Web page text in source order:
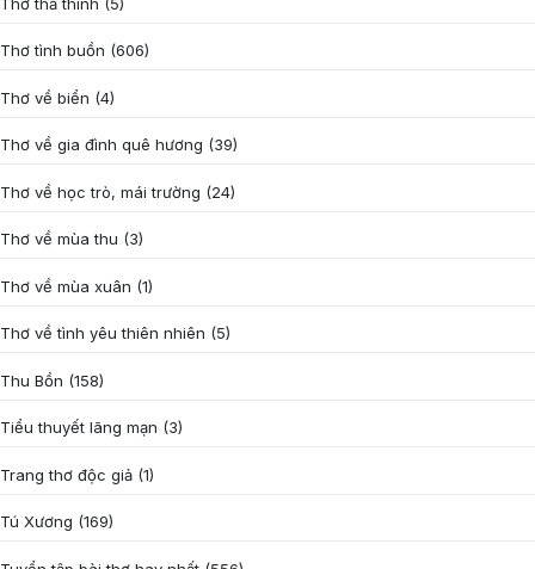
Thơ tình buồn (606)
Thơ về biển (4)
Thơ về gia đình quê hương (39)
Thơ về học trò, mái trường (24)
Thơ về mùa thu (3)
Thơ về mùa xuân (1)
Thơ về tình yêu thiên nhiên (5)
Thu Bồn (158)
Tiểu thuyết lãng mạn (3)
Trang thơ độc giả (1)
Tú Xương (169)